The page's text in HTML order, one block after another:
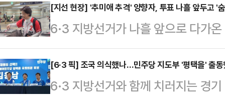
오 더불어민주당 후보의 TV 토론
문이다. 판세를 뒤집을 요소라고 판
맞췄다.오 후보는 30일 용산구 후
장 후보 TV 토론회를 먼저 언급했
TV 토론회를 봤는가"라고 물었다
[지선 현장] '추미애 추격' 양향자, 투표 나흘 앞두고 '
6·3 지방선거가 나흘 앞으로 다가
사 후보를 추격 중인 양향자 국민의
를 이어갔다.30일 추미애 후보는 5
을 찾았지만 양향자 후보는 7곳에
[6·3 픽] 조국 의식했나…민주당 지도부 '평택을' 출
6·3 지방선거와 함께 치러지는 경